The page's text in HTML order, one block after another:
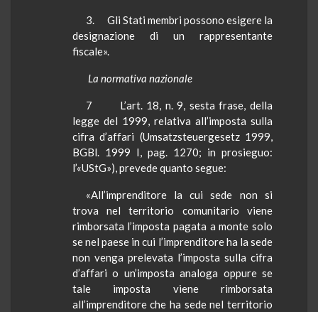
3.
Gli Stati membri possono esigere la
designazione di un rappresentante
fiscale».
La normativa nazionale
7
L’art. 18, n. 9, sesta frase, della
legge del 1999, relativa all’imposta sulla
cifra d’affari (Umsatzsteuergesetz1999,
BGBl. 1999 I, pag. 1270; in prosieguo:
l’«UStG»), prevede quanto segue:
«All’imprenditore la cui sede non si
trova nel territorio comunitario viene
rimborsata l’imposta pagata a monte solo
se nel paese in cui l’imprenditore ha la sede
non venga prelevata l’imposta sulla cifra
d’affari o un’imposta analoga oppure se
tale imposta viene rimborsata
all’imprenditore che ha sede nel territorio